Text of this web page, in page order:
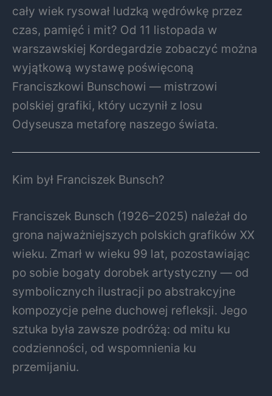
cały wiek rysował ludzką wędrówkę przez
czas, pamięć i mit? Od 11 listopada w
warszawskiej Kordegardzie zobaczyć można
wyjątkową wystawę poświęconą
Franciszkowi Bunschowi — mistrzowi
polskiej grafiki, który uczynił z losu
Odyseusza metaforę naszego świata.
Kim był Franciszek Bunsch?
Franciszek Bunsch (1926–2025) należał do
grona najważniejszych polskich grafików XX
wieku. Zmarł w wieku 99 lat, pozostawiając
po sobie bogaty dorobek artystyczny — od
symbolicznych ilustracji po abstrakcyjne
kompozycje pełne duchowej refleksji. Jego
sztuka była zawsze podróżą: od mitu ku
codzienności, od wspomnienia ku
przemijaniu.